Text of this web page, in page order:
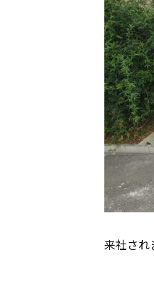
来社され